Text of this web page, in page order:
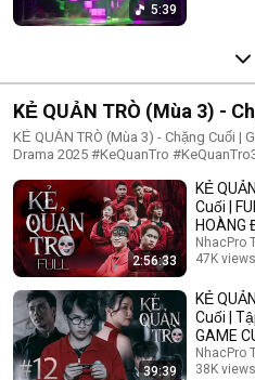
5:39
KẺ QUẢN TRÒ (Mùa 3) -
HOÀNG ĐẠO | Web Drama
KẺ QUẢN TRÒ (Mùa 3) - Chặng Cuối |
Drama 2025 #KeQuanTro #KeQuanTro3
Khánh Duy ► Một trò chơi kỳ lạ, với mức thưởng tiền tỷ. Một trò chơi
mang hơi hướng của show truyền
hơn quà từng vòng. Ai sẽ là người
KẺ QUẢN TRÒ là gì?. Và gương mặt
lộ trong seri web drama KẺ QUẢN
Simon Huỳnh Nhựt _ Diễn viên Huỳnh
Cô giáo Bảo Ngân Trúc _ TikToker
Simon Phan _ Em trai Cá Hồi
2:56:33
KẺ
Cuối |
HOÀNG
NhacPro
47K views
39:39
KẺ
Cuối |
GAME
Drama
NhacPro
38K views